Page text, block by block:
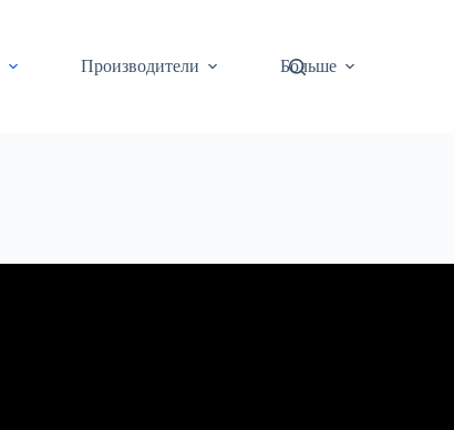
Производители Больше